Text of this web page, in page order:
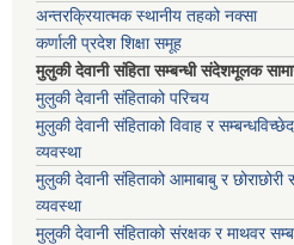
अन्तरक्रियात्मक स्थानीय तहको नक्सा
कर्णाली प्रदेश शिक्षा समूह
मुलुकी देवानी संहिता सम्बन्धी संदेशमूलक
मुलुकी देवानी संहिताको परिचय
मुलुकी देवानी संहिताको विवाह र
व्यवस्था
मुलुकी देवानी संहिताको आमाबाबु र छोराछोरी
व्यवस्था
मुलुकी देवानी संहिताको संरक्षक र माथवर